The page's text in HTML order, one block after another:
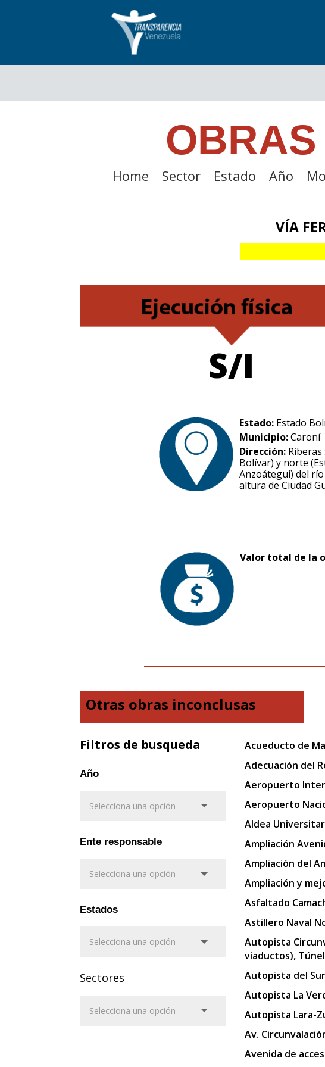
Home Sector Estado Año
VÍA
S/I
Estado: Estado
Municipio:Caroní
Dirección: Riberas
Bolívar) y norte
Anzoátegui) del
altura de Ciudad
Valor total de la
Otras obras inconclusas
Filtros de busqueda
Año
Ente responsable
Estados
Sectores
Acueducto de
Adecuación del
Aeropuerto
Aeropuerto
Aldea
Ampliación
Ampliación del
Ampliación y
Asfaltado
Astillero Naval
Autopista
viaductos),
Autopista del
Autopista La
Autopista Lara-
Av.
Avenida de